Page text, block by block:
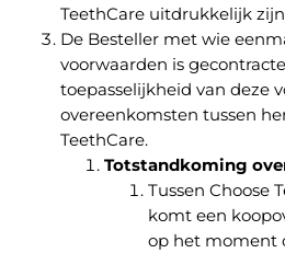
TeethCare uitdrukkelijk
De Besteller met wie
voorwaarden is
toepasselijkheid van deze
overeenkomsten tussen
TeethCare.
Totstandkoming
Tussen Choose
komt een
op het moment